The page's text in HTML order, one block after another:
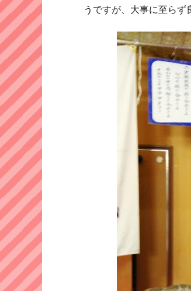
うですが、大事に至らず